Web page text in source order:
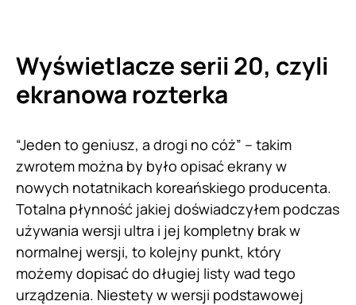
Wyświetlacze serii 20, czyli
ekranowa rozterka
“Jeden to geniusz, a drogi no cóż” – takim
zwrotem można by było opisać ekrany w
nowych notatnikach koreańskiego producenta.
Totalna płynność jakiej doświadczyłem podczas
używania wersji ultra i jej kompletny brak w
normalnej wersji, to kolejny punkt, który
możemy dopisać do długiej listy wad tego
urządzenia. Niestety w wersji podstawowej